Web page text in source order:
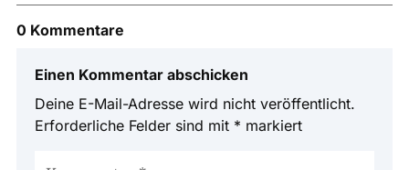
0 Kommentare
Einen Kommentar abschicken
Deine E-Mail-Adresse wird nicht veröffentlicht.
Erforderliche Felder sind mit * markiert